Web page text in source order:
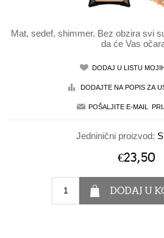
Mat, sedef, shimmer. Bez obzira svi
da će Vas
Jedninični proizvod:
€23,50